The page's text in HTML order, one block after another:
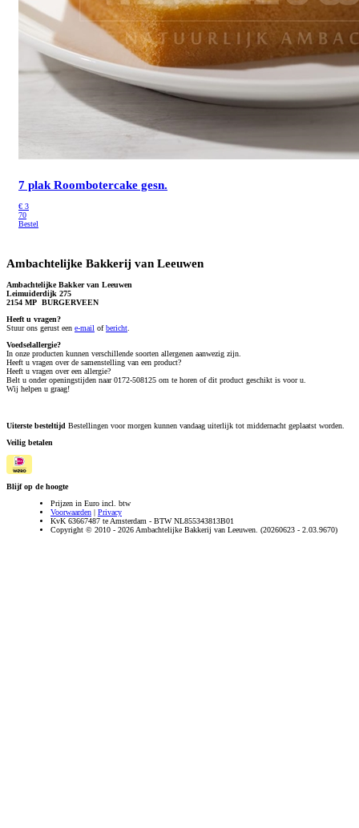
7 plak Roombotercake gesn.
€ 3
70
Bestel
Ambachtelijke Bakkerij van Leeuwen
Ambachtelijke Bakker van Leeuwen
Leimuiderdijk 275
2154 MP BURGERVEEN
Heeft u vragen?
Stuur ons gerust een e-mail ofbericht
Voedselallergie?
In onze producten kunnen verschillende soorten allergenen aanwezig zijn.
Heeft u vragen over de samenstelling van een product?
Heeft u vragen over een allergie?
Belt u onder openingstijden naar 0172-508125 om te horen of dit product geschikt is voor u.
Wij helpen u graag!
Uiterste besteltijd Bestellingen voor morgen kunnen vandaag uiterlijk tot middernacht geplaatst worden.
Veilig betalen
Blijf op de hoogte
Prijzen in Euro incl. btw
Voorwaarden | Privacy
KvK 63667487 te Amsterdam - BTW NL855343813B01
Copyright © 2010 - 2026 Ambachtelijke Bakkerij van Leeuwen. (20260623 - 2.03.9670)